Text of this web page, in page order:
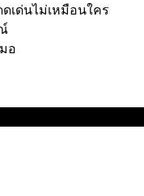
เด่นไม่เหมือนใคร
อ